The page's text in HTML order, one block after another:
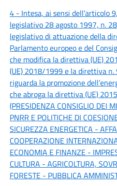
4 - Intesa, ai sensi dell’articolo
legislativo 28 agosto 1997, n.
legislativo di attuazione della
Parlamento europeo e del
che modifica la direttiva (UE)
(UE) 2018/1999 e la direttiva
riguarda la promozione
che abroga la direttiva (UE)
(PRESIDENZA CONSIGLIO DEI
PNRR E POLITICHE DI
SICUREZZA ENERGETICA -
COOPERAZIONE
ECONOMIA E FINANZE -
CULTURA - AGRICOLTURA,
FORESTE - PUBBLICA